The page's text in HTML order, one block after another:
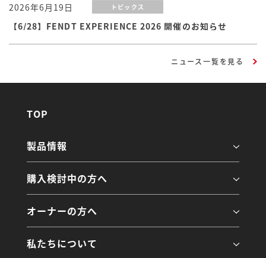
2026年6月19日 トピックス
【6/28】FENDT EXPERIENCE 2026 開催のお知らせ
ニュース一覧を見る
TOP
製品情報
購入検討中の方へ
オーナーの方へ
私たちについて